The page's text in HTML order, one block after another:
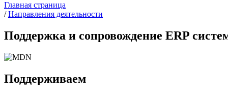
Главная страница
/Направления деятельности
Поддержка и сопровождение ERP
Поддерживаем